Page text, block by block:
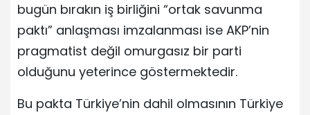
bugün bırakın iş birliğini “ortak savunma
paktı” anlaşması imzalanması ise AKP’nin
pragmatist değil omurgasız bir parti
olduğunu yeterince göstermektedir.
Bu pakta Türkiye’nin dahil olmasının Türkiye